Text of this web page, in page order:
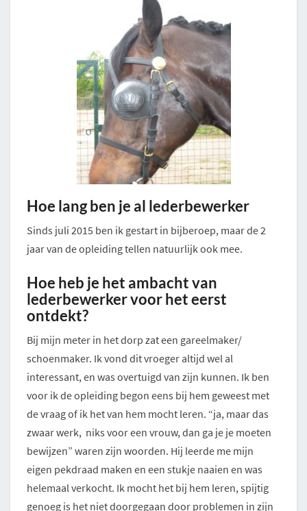
Hoe lang ben je al lederbewerker
Sinds juli 2015 ben ik gestart in bijberoep, maar de 2
jaar van de opleiding tellen natuurlijk ook mee.
Hoe heb je het ambacht van
lederbewerker voor het eerst
ontdekt?
Bij mijn meter in het dorp zat een gareelmaker/
schoenmaker. Ik vond dit vroeger altijd wel al
interessant, en was overtuigd van zijn kunnen. Ik ben
voor ik de opleiding begon eens bij hem geweest met
de vraag of ik het van hem mocht leren. “ja, maar das
zwaar werk, niks voor een vrouw, dan ga je je moeten
bewijzen” waren zijn woorden. Hij leerde me mijn
eigen pekdraad maken en een stukje naaien en was
helemaal verkocht. Ik mocht het bij hem leren, spijtig
genoeg is het niet doorgegaan door problemen in zijn